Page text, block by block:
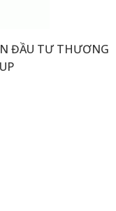
ĐẦU TƯ THƯƠNG